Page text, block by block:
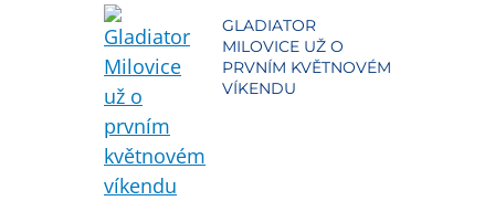
GLADIATOR
MILOVICE UŽ O
PRVNÍM KVĚTNOVÉM
VÍKENDU